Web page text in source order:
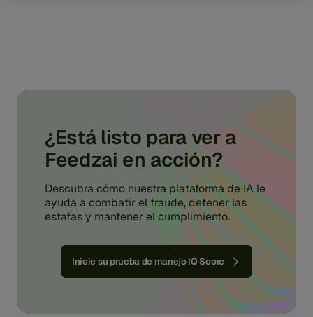
¿Está listo para ver a
Feedzai en acción?
Descubra cómo nuestra plataforma de IA le
ayuda a combatir el fraude, detener las
estafas y mantener el cumplimiento.
Inicie su prueba de manejo IQ Score